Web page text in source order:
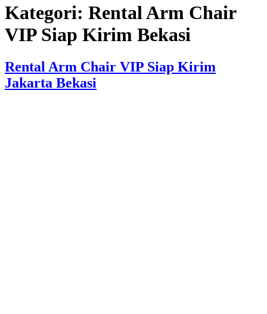
Kategori: Rental Arm Chair
VIP Siap Kirim Bekasi
Rental Arm Chair VIP Siap Kirim
Jakarta Bekasi